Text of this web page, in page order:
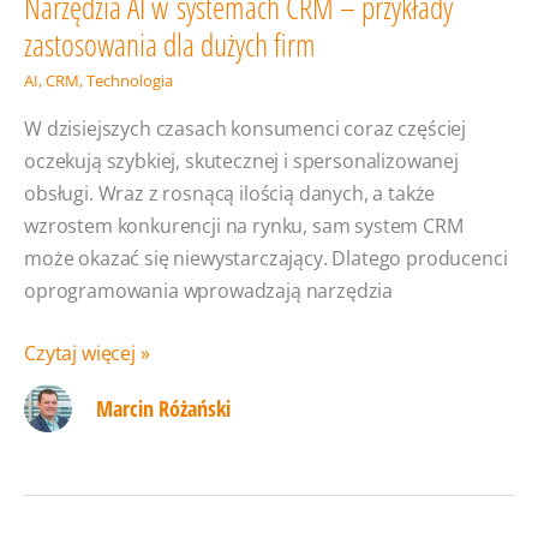
zastosowania dla dużych firm
AI,CRM,Technologia
W dzisiejszych czasach konsumenci coraz częściej
oczekują szybkiej, skutecznej i spersonalizowanej
obsługi. Wraz z rosnącą ilością danych, a także
wzrostem konkurencji na rynku, sam system CRM
może okazać się niewystarczający. Dlatego producenci
oprogramowania wprowadzają narzędzia
Narzędzia
AI
w systemach
Czytaj więcej »
Marcin Różański